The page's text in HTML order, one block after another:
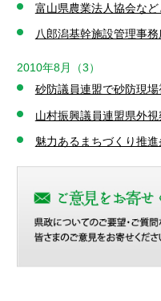
富山県農業法人協会な
八郎潟基幹施設管理事
2010年8月（3）
砂防議員連盟で砂防現場
山村振興議員連盟県外
魅力あるまちづくり推